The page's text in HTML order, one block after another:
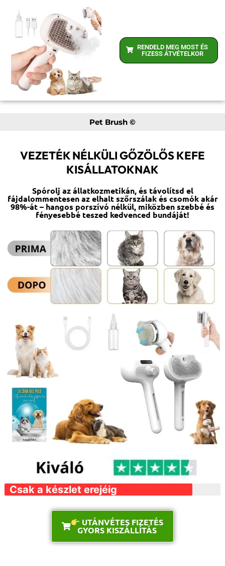
RENDELD MEG MOST ÉS
FIZESS ÁTVÉTELKOR
Pet Brush ©
VEZETÉK NÉLKÜLI GŐZÖLŐS KEFE
KISÁLLATOKNAK
Spórolj az állatkozmetikán, és távolítsd el
fájdalommentesen az elhalt szőrszálak és csomók akár
98%-át – hangos porszívó nélkül, miközben szebbé és
fényesebbé teszed kedvenced bundáját!
Csak a készlet erejéig
UTÁNVÉTES FIZETÉS
GYORS KISZÁLLÍTÁS